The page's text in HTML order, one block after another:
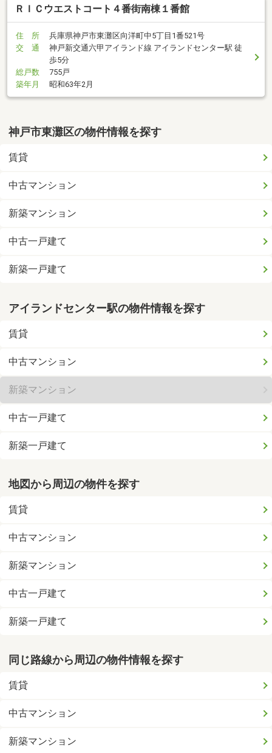
ＲＩＣウエストコート４番街南棟１番館
住 所
兵庫県神戸市東灘区向洋町中5丁目1番521号
交 通
神戸新交通六甲アイランド線 アイランドセンター駅 徒
歩5分
総戸数
755戸
築年月
昭和63年2月
神戸市東灘区の物件情報を探す
賃貸
中古マンション
新築マンション
中古一戸建て
新築一戸建て
アイランドセンター駅の物件情報を探す
賃貸
中古マンション
新築マンション
中古一戸建て
新築一戸建て
地図から周辺の物件を探す
賃貸
中古マンション
新築マンション
中古一戸建て
新築一戸建て
同じ路線から周辺の物件情報を探す
賃貸
中古マンション
新築マンション